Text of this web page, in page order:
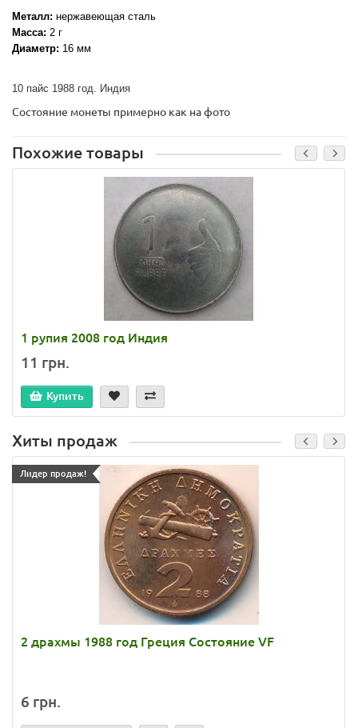
Металл: нержавеющая сталь
Масса: 2 г
Диаметр: 16 мм
10 пайс 1988 год. Индия
Состояние монеты примерно как на фото
Похожие товары
1 рупия 2008 год Индия
11 грн.
Купить
Хиты продаж
Лидер продаж!
2 драхмы 1988 год Греция Состояние VF
6 грн.